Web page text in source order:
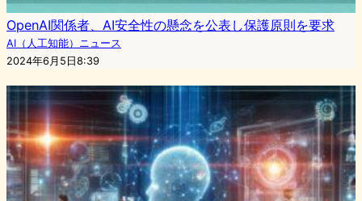
OpenAI関係者、AI安全性の懸念を公表し保護原則を要求
AI（人工知能）ニュース
2024年6月5日8:39